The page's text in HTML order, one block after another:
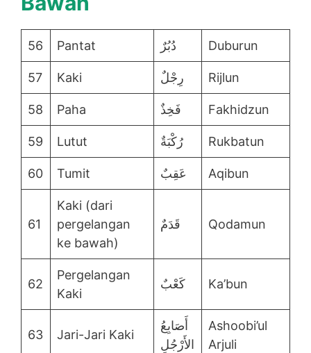
56 Pantat دُبُرٌ Duburun
57 Kaki رِجْلٌ Rijlun
58 Paha فَخِذٌ Fakhidzun
59 Lutut رُكْبَةٌ Rukbatun
60 Tumit عَقِبٌ Aqibun
61
Kaki (dari
pergelangan
ke bawah)
قَدَمٌ Qodamun
62
Pergelangan
Kaki
كَعْبٌ Ka’bun
63 Jari-Jari Kaki
أَصَابِعُ
الأَرْجُلِ
Ashoobi’ul
Arjuli